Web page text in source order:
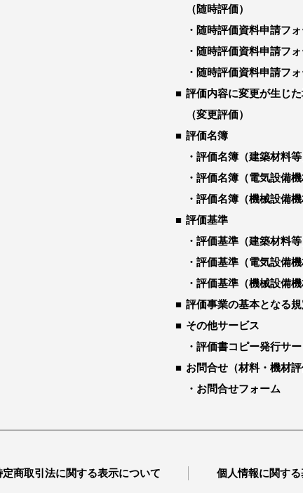
（随時評価）
随時評価資料申請フ
随時評価資料申請フ
随時評価資料申請フ
評価内容に変更が生じ
（変更評価）
評価名簿
評価名簿（建築材料等
評価名簿（電気設備機
評価名簿（機械設備機
評価基準
評価基準（建築材料等
評価基準（電気設備機
評価基準（機械設備機
評価事業の基本となる
その他サービス
評価書コピー発行サ
お問合せ（材料・機材評
お問合せフォーム
定商取引法に関する表示について 個人情報に関す